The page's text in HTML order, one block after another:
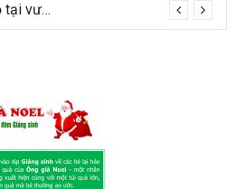
Cây Ráy khổng lồ tại vườn Quốc gia Cúc Phương